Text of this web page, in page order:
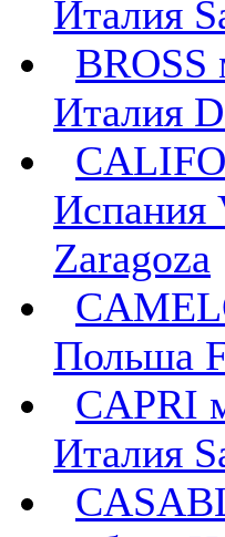
Италия
BROSS
Италия
Испания
Zaragoza
Польша
CAPRI
Италия